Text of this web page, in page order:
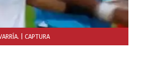
| CAPTURA